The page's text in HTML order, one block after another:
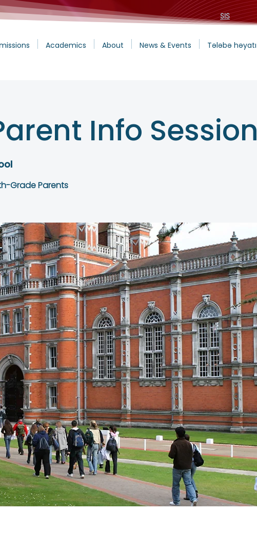
SIS
Academics About News & Events Tələbə həyatı
Info Session
Grade Parents